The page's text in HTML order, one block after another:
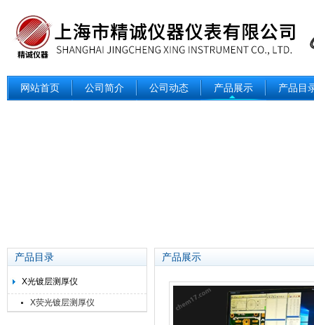
网站首页 公司简介 公司动态 产品展示 产品目
产品目录
X光镀层测厚仪
X荧光镀层测厚仪
产品展示